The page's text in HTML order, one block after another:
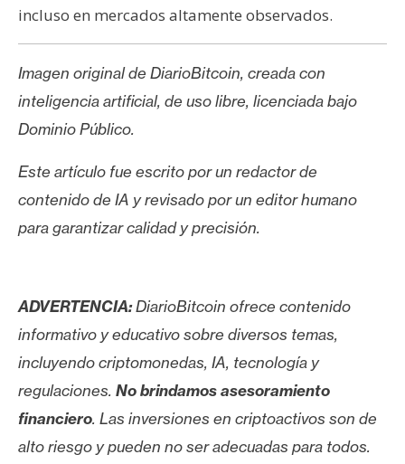
incluso en mercados altamente observados.
Imagen original de DiarioBitcoin, creada con
inteligencia artificial, de uso libre, licenciada bajo
Dominio Público.
Este artículo fue escrito por un redactor de
contenido de IA y revisado por un editor humano
para garantizar calidad y precisión.
ADVERTENCIA:DiarioBitcoin ofrece contenido
informativo y educativo sobre diversos temas,
incluyendo criptomonedas, IA, tecnología y
regulaciones. No brindamos asesoramiento
financiero. Las inversiones en criptoactivos son de
alto riesgo y pueden no ser adecuadas para todos.